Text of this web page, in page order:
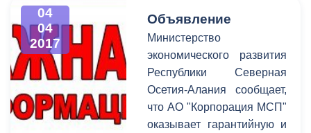
2025 годы" в рамках
государственной
программы Российской
Федерации "Развитие
Северо-Кавказского
федерального округа на
период до 2025 года".
04
04
2017
Объявление
Министерство
экономического развития
Республики Северная
Осетия-Алания сообщает,
что АО "Корпорация МСП"
оказывает гарантийную и